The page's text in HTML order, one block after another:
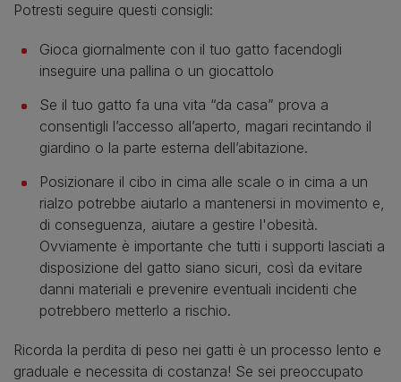
Potresti seguire questi consigli:
Gioca giornalmente con il tuo gatto facendogli
inseguire una pallina o un giocattolo
Se il tuo gatto fa una vita “da casa” prova a
consentigli l’accesso all’aperto, magari recintando il
giardino o la parte esterna dell’abitazione.
Posizionare il cibo in cima alle scale o in cima a un
rialzo potrebbe aiutarlo a mantenersi in movimento e,
di conseguenza, aiutare a gestire l'obesità.
Ovviamente è importante che tutti i supporti lasciati a
disposizione del gatto siano sicuri, così da evitare
danni materiali e prevenire eventuali incidenti che
potrebbero metterlo a rischio.
Ricorda la perdita di peso nei gatti è un processo lento e
graduale e necessita di costanza! Se sei preoccupato